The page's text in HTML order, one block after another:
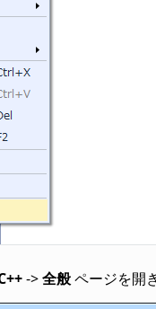
->全般ページを開